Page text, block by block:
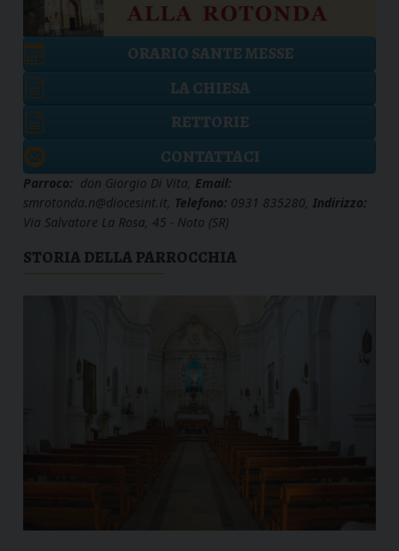
ORARIO SANTE MESSE
LA CHIESA
RETTORIE
CONTATTACI
Parroco: don Giorgio Di Vita, Email:
smrotonda.n@diocesint.it, Telefono: 0931 835280, Indirizzo:
Via Salvatore La Rosa, 45 - Noto (SR)
STORIA DELLA PARROCCHIA